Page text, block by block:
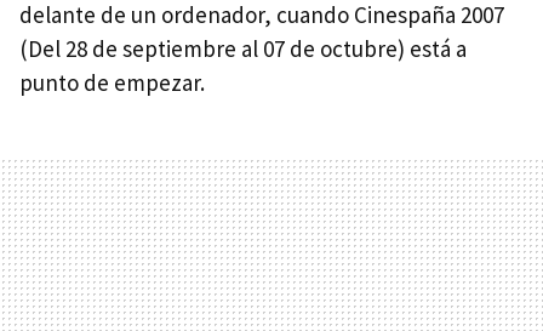
delante de un ordenador, cuando Cinespaña 2007
(Del 28 de septiembre al 07 de octubre) está a
punto de empezar.